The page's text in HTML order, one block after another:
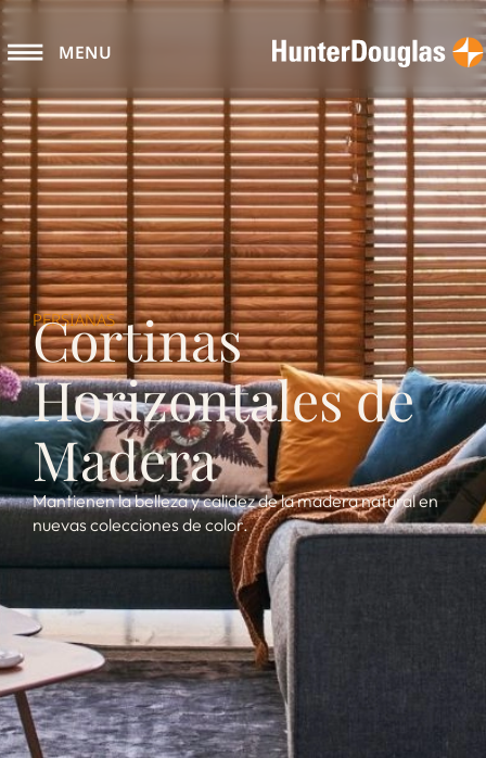
MENU
PERSIANAS
Cortinas
Horizontales de
Madera
Mantienen la belleza y calidez de la madera natural en
nuevas colecciones de color.